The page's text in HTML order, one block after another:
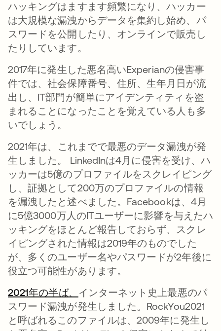
ハッキングはますます頻繁になり、ハッカー
は大規模な漏洩からデータを集約し始め、パ
スワードを公開したり、オンラインで販売し
たりしています。
2017年に発生した悪名高いExperianの侵害事
件では、社会保障番号、住所、生年月日が流
出し、IT部門が簡単にアイデンティティを盗
まれることになったことを覚えている人も多
いでしょう。
2021年は、これまでで最悪のデータ漏洩が発
生しました。 LinkedInは4月に侵害を受け、ハ
ッカーは5億のプロファイルをスクレイピング
し、証拠として200万のプロファイルの情報
を漏洩したと述べました。Facebookは、4月
に5億3000万人のITユーザーに影響を与えたハ
ッキングをほとんど報告しておらず、スクレ
イピングされた情報は2019年のものでした
が、多くのユーザー名やパスワードが2年後に
役立つ可能性があります。
2021年の半ば、 新しいタブで開く
インターネット史上最悪のパ
スワード漏洩が発生しました。RockYou2021
と呼ばれるこのファイルは、2009年に発生し